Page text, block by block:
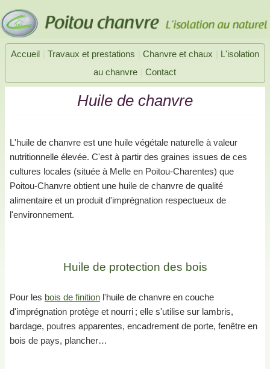
Accueil Travaux et prestations Chanvre et chaux
L'isolation
au chanvre
Contact
Huile de chanvre
L'huile de chanvre est une huile végétale naturelle à valeur
nutritionnelle élevée. C'est à partir des graines issues de ces
cultures locales (située à Melle en Poitou-Charentes) que
Poitou-Chanvre obtient une huile de chanvre de qualité
alimentaire et un produit d'imprégnation respectueux de
l'environnement.
Huile de protection des bois
Pour les bois de finition l'huile de chanvre en couche
d'imprégnation protège et nourri ; elle s'utilise sur lambris,
bardage, poutres apparentes, encadrement de porte, fenêtre en
bois de pays, plancher…